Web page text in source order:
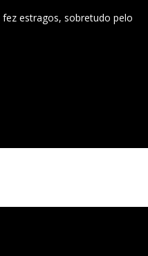
estragos, sobretudo pelo